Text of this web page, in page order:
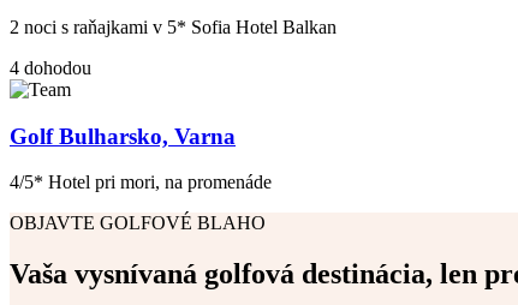
2 noci s raňajkami v 5* Sofia Hotel Balkan
4 dohodou
Golf Bulharsko, Varna
4/5* Hotel pri mori, na promenáde
OBJAVTE GOLFOVÉ BLAHO
Vaša vysnívaná golfová destinácia, len